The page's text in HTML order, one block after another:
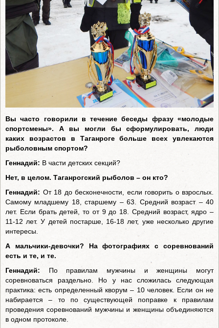
Вы часто говорили в течение беседы фразу «молодые
спортсмены». А вы могли бы сформулировать, люди
каких возрастов в Таганроге больше всех увлекаются
рыболовным спортом?
Геннадий: В части детских секций?
Нет, в целом. Таганрогский рыболов – он кто?
Геннадий: От 18 до бесконечности, если говорить о взрослых.
Самому младшему 18, старшему – 63. Средний возраст – 40
лет. Если брать детей, то от 9 до 18. Средний возраст, ядро –
11-12 лет. У детей постарше, 16-18 лет, уже несколько другие
интересы.
А мальчики-девочки? На фотографиях с соревнований
есть и те, и те.
Геннадий: По правилам мужчины и женщины могут
соревноваться раздельно. Но у нас сложилась следующая
практика: есть определенный кворум – 10 человек. Если он не
набирается – то по существующей поправке к правилам
проведения соревнований мужчины и женщины объединяются
в одном протоколе.